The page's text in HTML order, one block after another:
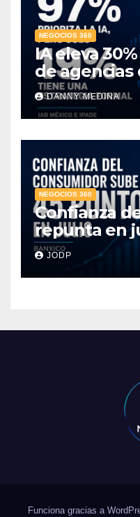
NEGOCIOS 360
IA eleva
de
pone en
hora: IAB
DANNY MEDINA
NEGOCIOS 360
Confianza
repunta en
por debajo
JODP
Funciona gracias a